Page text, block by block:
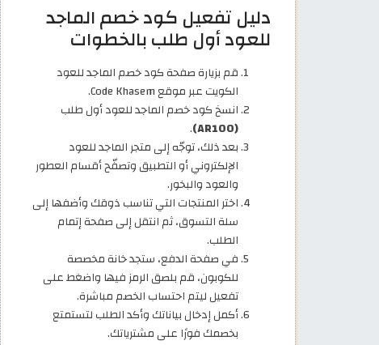
دليل تفعيل كود خصم الماجد
للعود أول طلب بالخطوات
قم بزيارة صفحة كود خصم الماجد للعود
الكويت عبر موقع Code Khasem.
انسخ كود خصم الماجد للعود أول طلب
(AR100)
.
بعد ذلك، توجّه إلى متجر الماجد للعود
الإلكتروني أو التطبيق وتصفّح أقسام العطور
والعود والبخور.
اختر المنتجات التي تناسب ذوقك وأضفها إلى
سلة التسوق، ثم انتقل إلى صفحة إتمام
الطلب.
في صفحة الدفع، ستجد خانة مخصصة
للكوبون، قم بلصق الرمز فيها واضغط على
تفعيل ليتم احتساب الخصم مباشرة.
أكمل إدخال بياناتك وأكد الطلب لتستمتع
بخصمك فورًا على مشترياتك.